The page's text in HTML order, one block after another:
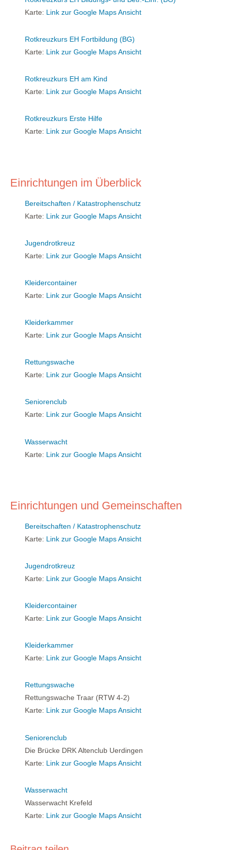
Karte: Link zur Google Maps Ansicht
Rotkreuzkurs EH Fortbildung (BG)
Karte: Link zur Google Maps Ansicht
Rotkreuzkurs EH am Kind
Karte: Link zur Google Maps Ansicht
Rotkreuzkurs Erste Hilfe
Karte: Link zur Google Maps Ansicht
Einrichtungen im Überblick
Bereitschaften / Katastrophenschutz
Karte: Link zur Google Maps Ansicht
Jugendrotkreuz
Karte: Link zur Google Maps Ansicht
Kleidercontainer
Karte: Link zur Google Maps Ansicht
Kleiderkammer
Karte: Link zur Google Maps Ansicht
Rettungswache
Karte: Link zur Google Maps Ansicht
Seniorenclub
Karte: Link zur Google Maps Ansicht
Wasserwacht
Karte: Link zur Google Maps Ansicht
Einrichtungen und Gemeinschaften
Bereitschaften / Katastrophenschutz
Karte: Link zur Google Maps Ansicht
Jugendrotkreuz
Karte: Link zur Google Maps Ansicht
Kleidercontainer
Karte: Link zur Google Maps Ansicht
Kleiderkammer
Karte: Link zur Google Maps Ansicht
Rettungswache
Rettungswache Traar (RTW 4-2)
Karte: Link zur Google Maps Ansicht
Seniorenclub
Die Brücke DRK Altenclub Uerdingen
Karte: Link zur Google Maps Ansicht
Wasserwacht
Wasserwacht Krefeld
Karte: Link zur Google Maps Ansicht